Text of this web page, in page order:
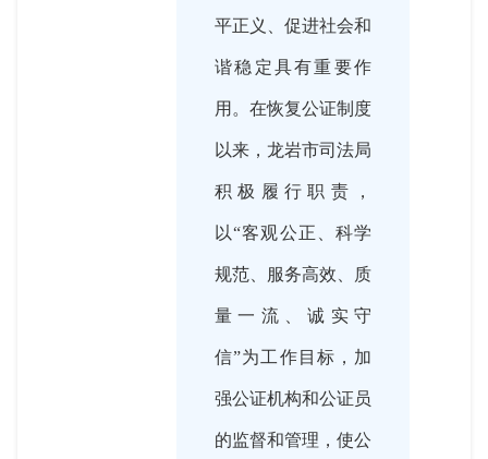
平正义、促进社会和
谐稳定具有重要作
用。在恢复公证制度
以来，龙岩市司法局
积极履行职责，
以“客观公正、科学
规范、服务高效、质
量一流、诚实守
信”为工作目标，加
强公证机构和公证员
的监督和管理，使公